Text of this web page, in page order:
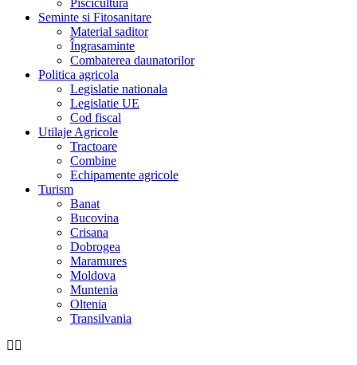
Piscicultura
Seminte si Fitosanitare
Material saditor
Îngrasaminte
Combaterea daunatorilor
Politica agricola
Legislatie nationala
Legislatie UE
Cod fiscal
Utilaje Agricole
Tractoare
Combine
Echipamente agricole
Turism
Banat
Bucovina
Crisana
Dobrogea
Maramures
Moldova
Muntenia
Oltenia
Transilvania